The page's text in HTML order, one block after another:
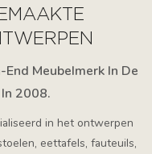
Meubelmerk In De
2008.
in het ontwerpen
eettafels, fauteuils,